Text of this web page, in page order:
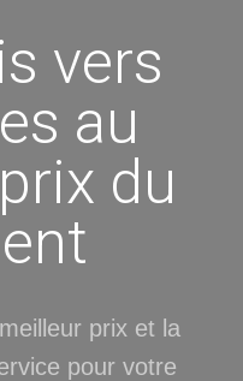
vers
au
du
prix et la
pour votre